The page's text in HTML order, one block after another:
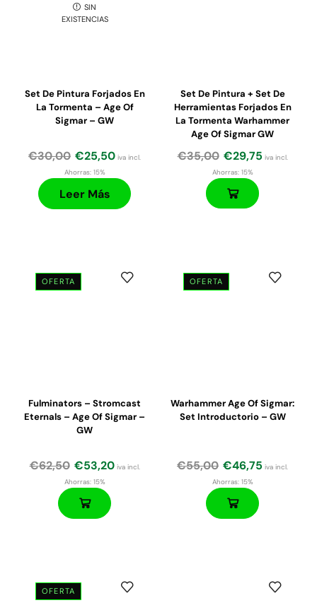
SIN
EXISTENCIAS
Set De Pintura Forjados En
La Tormenta – Age Of
Sigmar – GW
€30,00 €25,50 iva incl.
Ahorras:15%
Leer Más
Set De Pintura + Set De
Herramientas Forjados En
La Tormenta Warhammer
Age Of Sigmar GW
€35,00 €29,75 iva incl.
Ahorras:15%
OFERTA
Fulminators – Stromcast
Eternals – Age Of Sigmar –
GW
€62,50 €53,20 iva incl.
Ahorras:15%
OFERTA
Warhammer Age Of Sigmar:
Set Introductorio – GW
€55,00 €46,75 iva incl.
Ahorras:15%
OFERTA